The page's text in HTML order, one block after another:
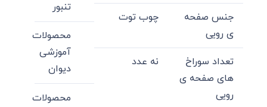
جنس صفحه
ی رویی
چوب توت
تعداد سوراخ
های صفحه ی
رویی
نه عدد
تنبور
محصولات
آموزشی
دیوان
محصولات